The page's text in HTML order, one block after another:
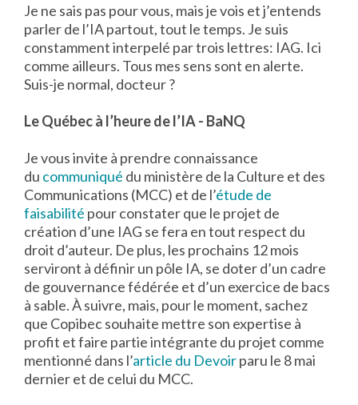
Je ne sais pas pour vous, mais je vois et j’entends
parler de l’IA partout, tout le temps. Je suis
constamment interpelé par trois lettres: IAG. Ici
comme ailleurs. Tous mes sens sont en alerte.
Suis-je normal, docteur ?
Le Québec à l’heure de l’IA - BaNQ
Je vous invite à prendre connaissance
du communiqué du ministère de la Culture et des
Communications (MCC) et de l’étude de
faisabilité pour constater que le projet de
création d’une IAG se fera en tout respect du
droit d’auteur. De plus, les prochains 12 mois
serviront à définir un pôle IA, se doter d’un cadre
de gouvernance fédérée et d’un exercice de bacs
à sable. À suivre, mais, pour le moment, sachez
que Copibec souhaite mettre son expertise à
profit et faire partie intégrante du projet comme
mentionné dans l’article du Devoirparu le 8 mai
dernier et de celui du MCC.